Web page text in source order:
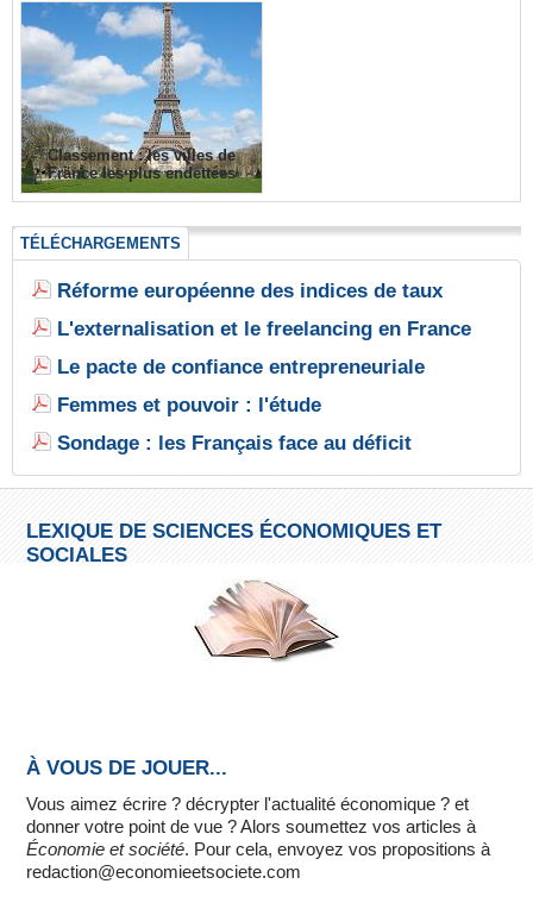
Classement : les villes de
France les plus endettées
TÉLÉCHARGEMENTS
Réforme européenne des indices de taux
L'externalisation et le freelancing en France
Le pacte de confiance entrepreneuriale
Femmes et pouvoir : l'étude
Sondage : les Français face au déficit
LEXIQUE DE SCIENCES ÉCONOMIQUES ET
SOCIALES
À VOUS DE JOUER...
Vous aimez écrire ? décrypter l'actualité économique ? et
donner votre point de vue ? Alors soumettez vos articles à
Économie et société. Pour cela, envoyez vos propositions à
redaction@economieetsociete.com